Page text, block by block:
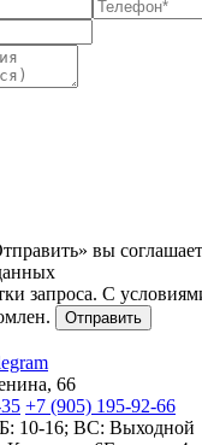
вы
запроса. С
66
+7 (905) 195-92-66
10-16; ВС: Выходной